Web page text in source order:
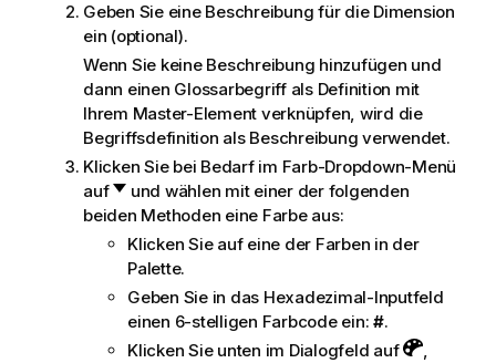
n
w
e
i
s
Geben Sie eine Beschreibung für die Dimension
ein (optional).
Wenn Sie keine Beschreibung hinzufügen und
dann einen Glossarbegriff als Definition mit
Ihrem Master-Element verknüpfen, wird die
Begriffsdefinition als Beschreibung verwendet.
Klicken Sie bei Bedarf im Farb-Dropdown-Menü
auf
und wählen mit einer der folgenden
beiden Methoden eine Farbe aus:
Klicken Sie auf eine der Farben in der
Palette.
Geben Sie in das Hexadezimal-Inputfeld
einen 6-stelligen Farbcode ein: #.
Klicken Sie unten im Dialogfeld auf
,